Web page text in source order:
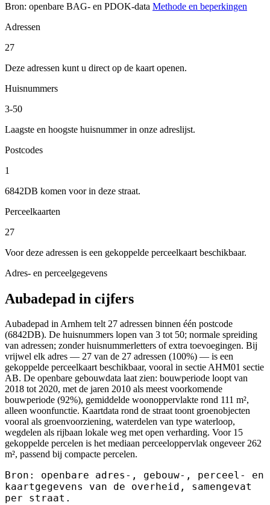
Bron: openbare BAG- en PDOK-data Methode en beperkingen
Adressen
27
Deze adressen kunt u direct op de kaart openen.
Huisnummers
3-50
Laagste en hoogste huisnummer in onze adreslijst.
Postcodes
1
6842DB komen voor in deze straat.
Perceelkaarten
27
Voor deze adressen is een gekoppelde perceelkaart beschikbaar.
Adres- en perceelgegevens
Aubadepad in cijfers
Aubadepad in Arnhem telt 27 adressen binnen één postcode
(6842DB). De huisnummers lopen van 3 tot 50; normale spreiding
van adressen; zonder huisnummerletters of extra toevoegingen. Bij
vrijwel elk adres — 27 van de 27 adressen (100%) — is een
gekoppelde perceelkaart beschikbaar, vooral in sectie AHM01 sectie
AB. De openbare gebouwdata laat zien: bouwperiode loopt van
2018 tot 2020, met de jaren 2010 als meest voorkomende
bouwperiode (92%), gemiddelde woonoppervlakte rond 111 m²,
alleen woonfunctie. Kaartdata rond de straat toont groenobjecten
vooral als groenvoorziening, waterdelen van type waterloop,
wegdelen als rijbaan lokale weg met open verharding. Voor 15
gekoppelde percelen is het mediaan perceeloppervlak ongeveer 262
m², passend bij compacte percelen.
Bron: openbare adres-, gebouw-, perceel- en
kaartgegevens van de overheid, samengevat
per straat.